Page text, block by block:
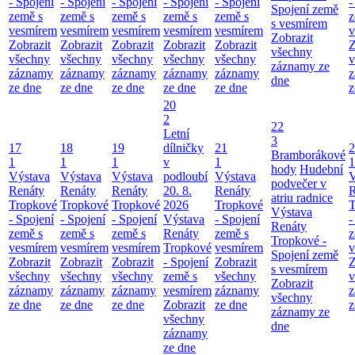
země s
vesmírem
Zobrazit
všechny
záznamy
ze dne
země s
vesmírem
Zobrazit
všechny
záznamy
ze dne
země s
vesmírem
Zobrazit
všechny
záznamy
ze dne
země s
vesmírem
Zobrazit
všechny
záznamy
ze dne
země s
vesmírem
Zobrazit
všechny
záznamy
ze dne
Spojení země
s vesmírem
Zobrazit
všechny
záznamy ze
dne
17
1
Výstava
Renáty
Tropkové
- Spojení
země s
vesmírem
Zobrazit
všechny
záznamy
ze dne
18
1
Výstava
Renáty
Tropkové
- Spojení
země s
vesmírem
Zobrazit
všechny
záznamy
ze dne
19
1
Výstava
Renáty
Tropkové
- Spojení
země s
vesmírem
Zobrazit
všechny
záznamy
ze dne
20
2
Letní
dílničky
v
podloubí
20. 8.
2026
Výstava
Renáty
Tropkové
- Spojení
země s
vesmírem
Zobrazit
všechny
záznamy
ze dne
21
1
Výstava
Renáty
Tropkové
- Spojení
země s
vesmírem
Zobrazit
všechny
záznamy
ze dne
22
3
Bramborákové
hody Hudební
podvečer v
atriu radnice
Výstava
Renáty
Tropkové -
Spojení země
s vesmírem
Zobrazit
všechny
záznamy ze
dne
1
-